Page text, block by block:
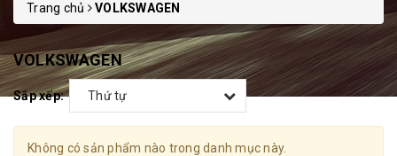
Trang chủ VOLKSWAGEN
VOLKSWAGEN
Sắp xếp: Thứ tự
Không có sản phẩm nào trong danh mục này.